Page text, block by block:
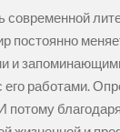
современной
работами.
потому